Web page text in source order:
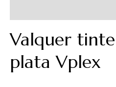
Valquer
plata Vplex